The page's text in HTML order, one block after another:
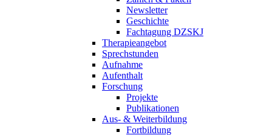
Newsletter
Geschichte
Fachtagung DZSKJ
Therapieangebot
Sprechstunden
Aufnahme
Aufenthalt
Forschung
Projekte
Publikationen
Aus- & Weiterbildung
Fortbildung